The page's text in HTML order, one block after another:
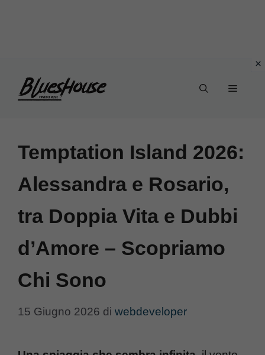
Menu
Temptation Island 2026:
Alessandra e Rosario,
tra Doppia Vita e Dubbi
d’Amore – Scopriamo
Chi Sono
15 Giugno 2026 di webdeveloper